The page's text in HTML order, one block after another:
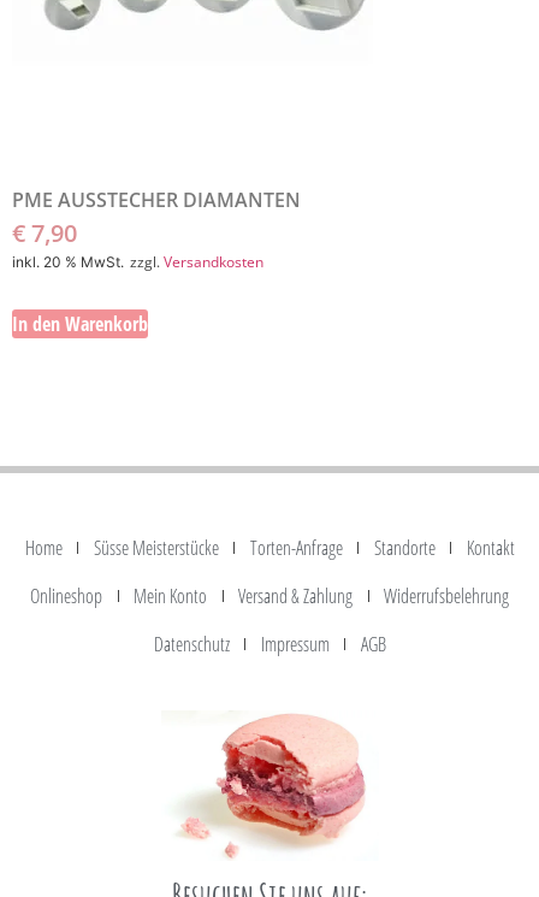
PME AUSSTECHER DIAMANTEN
€7,90
inkl. 20 % MwSt. zzgl.Versandkosten
In den Warenkorb
Home Süsse Meisterstücke Torten-Anfrage Standorte
Kontakt
Onlineshop
Mein Konto Versand & Zahlung
Widerrufsbelehrung
Datenschutz
Impressum AGB